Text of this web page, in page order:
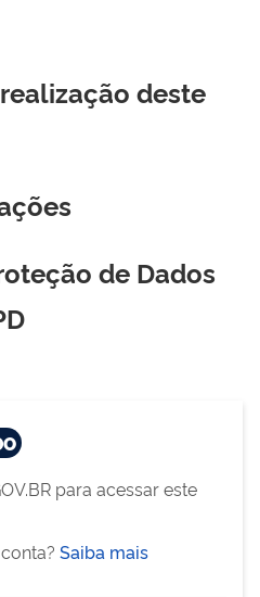
deste
de Dados
para acessar este
Saiba mais